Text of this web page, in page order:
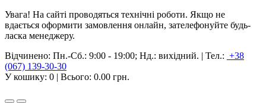
Увага! На сайті проводяться технічні роботи. Якщо не
вдається оформити замовлення онлайн, зателефонуйте будь-
ласка менеджеру.
Відчинено: Пн.-Сб.: 9:00 - 19:00; Нд.: вихідний. | Тел.: +38
(067) 139-30-30
У кошику: 0 | Всього: 0.00 грн.